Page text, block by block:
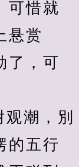
可惜就
悬赏
了，可
潮，別
的五行